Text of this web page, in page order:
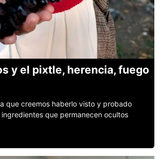
y el pixtle, herencia, fuego
que creemos haberlo visto y probado
que permanecen ocultos